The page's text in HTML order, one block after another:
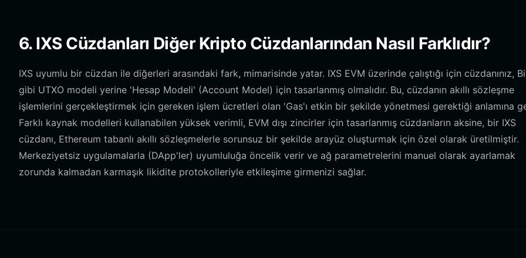
6. IXS Cüzdanları Diğer Kripto Cüzdanlarından Nasıl Farklıdır?
IXS uyumlu bir cüzdan ile diğerleri arasındaki fark, mimarisinde yatar. IXS EVM üzerinde çalıştığı için cüzdanınız,
gibi UTXO modeli yerine 'Hesap Modeli' (Account Model) için tasarlanmış olmalıdır. Bu, cüzdanın akıllı sözleşme
işlemlerini gerçekleştirmek için gereken işlem ücretleri olan 'Gas'ı etkin bir şekilde yönetmesi gerektiği anlamına
Farklı kaynak modelleri kullanabilen yüksek verimli, EVM dışı zincirler için tasarlanmış cüzdanların aksine, bir IXS
cüzdanı, Ethereum tabanlı akıllı sözleşmelerle sorunsuz bir şekilde arayüz oluşturmak için özel olarak üretilmiştir.
Merkeziyetsiz uygulamalarla (DApp'ler) uyumluluğa öncelik verir ve ağ parametrelerini manuel olarak ayarlamak
zorunda kalmadan karmaşık likidite protokolleriyle etkileşime girmenizi sağlar.